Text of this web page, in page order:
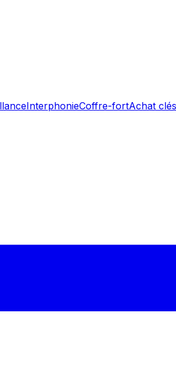
InterphonieCoffre-fortAchat